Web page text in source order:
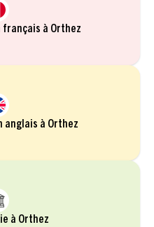
à Orthez
anglais à Orthez
à Orthez